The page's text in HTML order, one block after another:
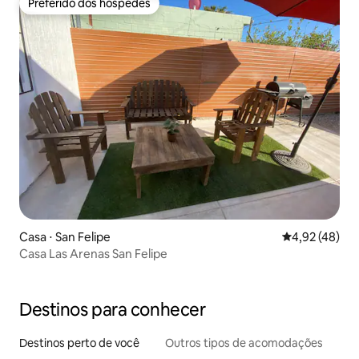
Preferido dos hóspedes
Preferido dos hóspedes
Casa ⋅ San Felipe 4,92 de uma
4,92 (48)
Casa Las Arenas San Felipe
Destinos para conhecer
Destinos perto de você Outros tipos de acomodações